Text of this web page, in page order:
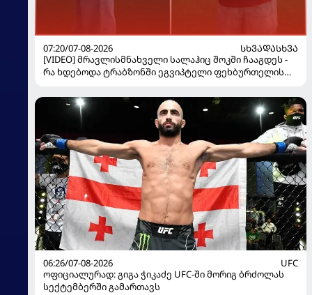
07:20/07-08-2026
ᲡᲮᲕᲐᲓᲐᲡᲮᲕᲐ
[VIDEO] მრავლისმნახველი სალაჰიც შოკში ჩააგდეს -
რა ხდებოდა ტრაბზონში ეგვიპტელი ფეხბურთელის
06:26/07-08-2026
UFC
ოფიციალურად: გიგა ჭიკაძე UFC-ში მორიგ ბრძოლას
სექტემბერში გამართავს